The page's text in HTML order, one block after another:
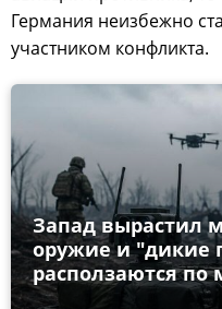
Германия неизбежно
участником конфликта.
Запад вырастил
оружие и "дикие
расползаются по